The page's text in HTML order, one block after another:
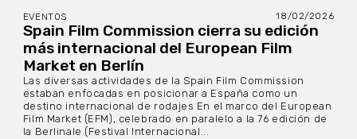
EVENTOS 18/02/2026
Spain Film Commission cierra su edición
más internacional del European Film
Market en Berlín
Las diversas actividades de la Spain Film Commission
estaban enfocadas en posicionar a España como un
destino internacional de rodajes En el marco del European
Film Market (EFM), celebrado en paralelo a la 76 edición de
la Berlinale (Festival Internacional...